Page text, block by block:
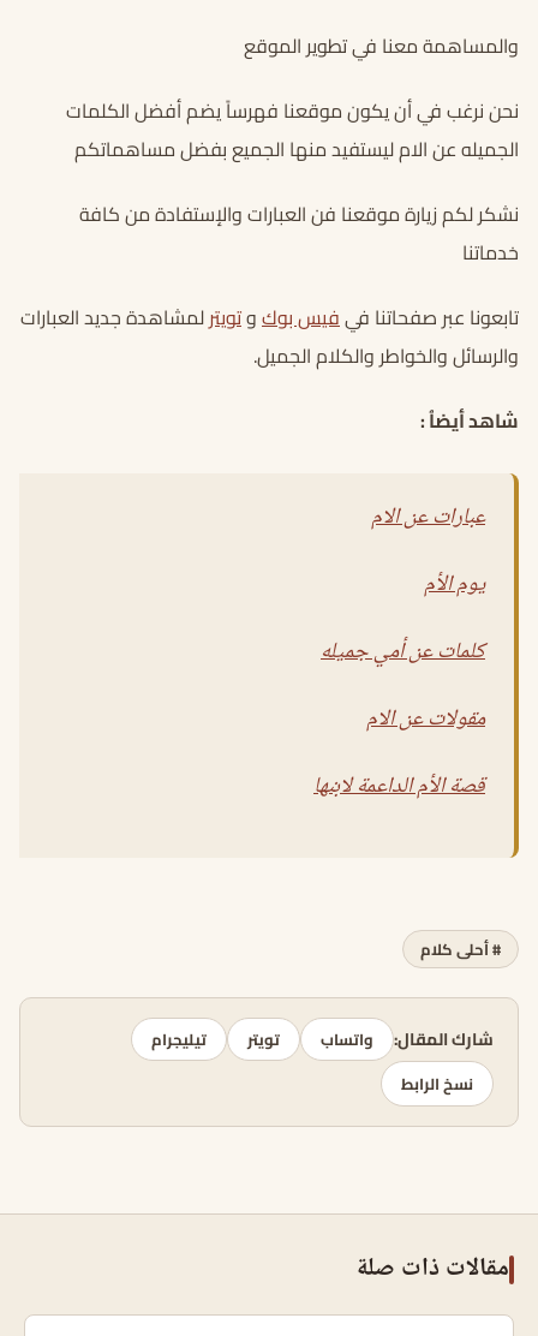
والمساهمة معنا في تطوير الموقع
نحن نرغب في أن يكون موقعنا فهرساً يضم أفضل الكلمات
الجميله عن الام ليستفيد منها الجميع بفضل مساهماتكم
نشكر لكم زيارة موقعنا فن العبارات والإستفادة من كافة
خدماتنا
تابعونا عبر صفحاتنا فيفيس بوكوتويترلمشاهدة جديد العبارات
والرسائل والخواطر والكلام الجميل.
شاهد أيضاُ :
عبارات عن الام
يوم الأم
كلمات عن أمي جميله
مقولات عن الام
قصة الأم الداعمة لابنها
# أحلى كلام
شارك المقال: واتساب تويتر
تيليجرام
نسخ الرابط
مقالات ذات صلة